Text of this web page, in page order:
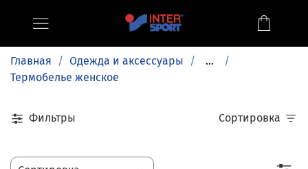
Главная Одежда и аксессуары
...
Термобелье женское
Фильтры Сортировка